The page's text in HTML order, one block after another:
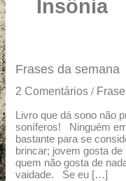
Insônia
Frases da semana
2 Comentários /
Livro que dá sono não
soníferos! Ninguém
bastante para se
brincar; jovem gosta
quem não gosta de
vaidade. Se eu […]
Frases
semana